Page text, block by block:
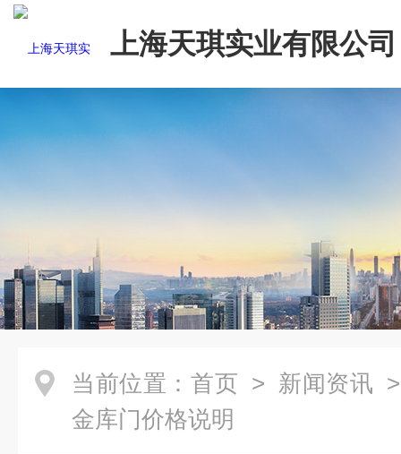
上海天琪实业有限公司
当前位置： 首页 > 新闻资讯
金库门价格说明